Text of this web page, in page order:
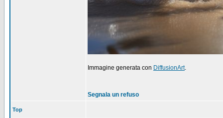
Immagine generata con DiffusionArt.
Segnala un refuso
Top